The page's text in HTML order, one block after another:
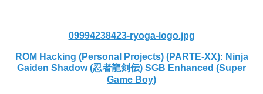
09994238423-ryoga-logo.jpg
ROM Hacking (Personal Projects) (PARTE-XX): Ninja
Gaiden Shadow (忍者龍剣伝) SGB Enhanced (Super
Game Boy)